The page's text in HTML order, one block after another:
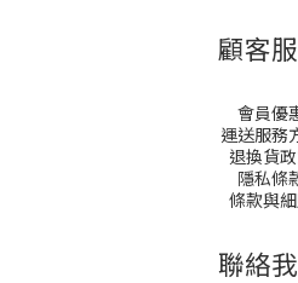
顧客
會員優
運送服務
退換貨
隱私條
條款與
聯絡